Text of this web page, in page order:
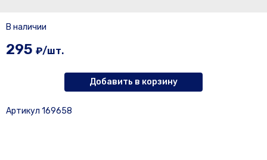
В наличии
295 ₽/шт.
Добавить в корзину
Артикул 169658